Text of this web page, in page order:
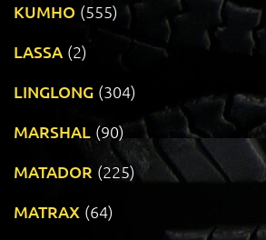
KUMHO (555)
LASSA (2)
LINGLONG (304)
MARSHAL (90)
MATADOR (225)
MATRAX (64)